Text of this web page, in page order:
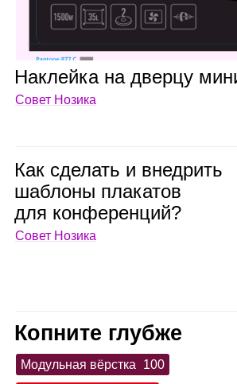
Наклейка на дверцу
Совет Нозика
Как сде­лать и внед­рить
шаб­лоны пла­ка­тов
для кон­фе­рен­ций?
Совет Нозика
Копните глубже
Модульная вёрстка 100